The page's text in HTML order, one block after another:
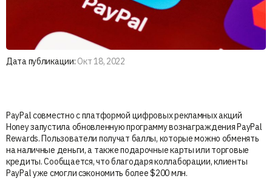
Дата публикации: Окт 18, 2022
PayPal совместно с платформой цифровых рекламных акций
Honey запустила обновленную программу вознаграждения PayPal
Rewards. Пользователи получат баллы, которые можно обменять
на наличные деньги, а также подарочные карты или торговые
кредиты. Сообщается, что благодаря коллаборации, клиенты
PayPal уже смогли сэкономить более $200 млн.